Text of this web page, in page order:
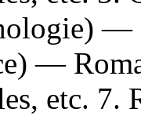
—
—
etc. 7.